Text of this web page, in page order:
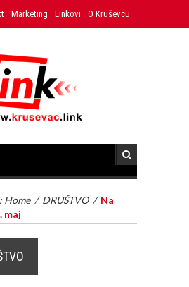
Marketing Linkovi O Kruševcu
Home / DRUŠTVO / Na
maj